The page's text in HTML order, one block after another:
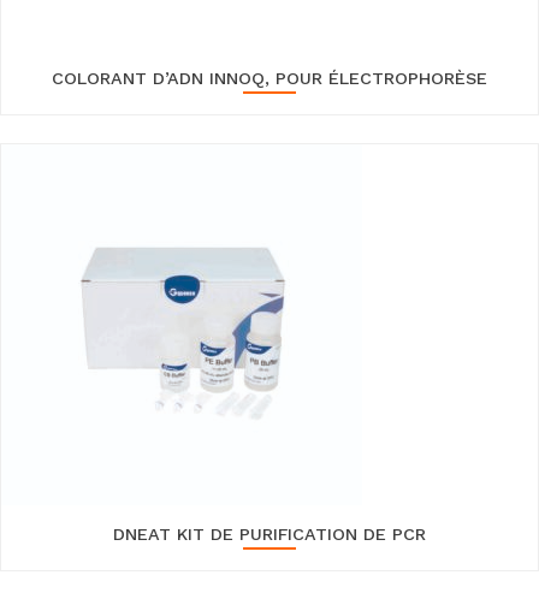
COLORANT D’ADN INNOQ, POUR ÉLECTROPHORÈSE
DNEAT KIT DE PURIFICATION DE PCR